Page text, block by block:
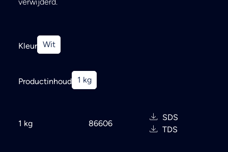
Kleur Wit
Productinhoud 1 kg
1 kg 86606
SDS
TDS